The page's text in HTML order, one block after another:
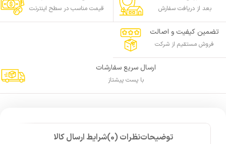
بعد از دریافت سفارش قیمت مناسب در سطح اینترنت
تضمین کیفیت و اصالت
فروش مستقیم از شرکت
ارسال سریع سفارشات
با پست پیشتاز
توضیحاتنظرات (0) شرایط ارسال کالا